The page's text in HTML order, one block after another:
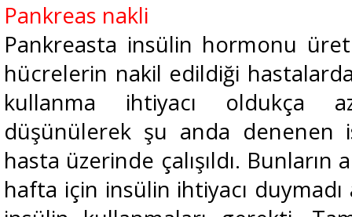
Pankreas nakli
Pankreasta insülin hormonu
hücrelerin nakil edildiği
kullanma ihtiyacı oldukça
düşünülerek şu anda denenen
hasta üzerinde çalışıldı. Bunların
hafta için insülin ihtiyacı